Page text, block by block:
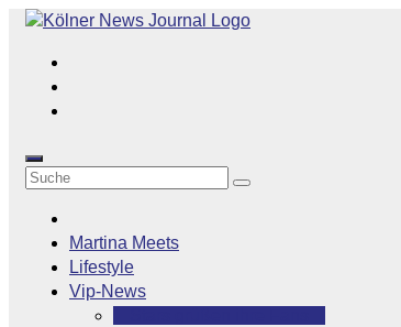
Zum
springen
Martina Meets
Lifestyle
Vip-News